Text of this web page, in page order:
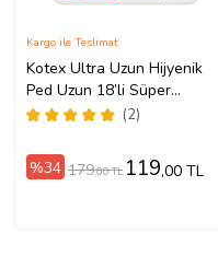
Kotex Ultra Uzun Hijyenik
Ped Uzun 18’li Süper
Ekonomik
(2)
Kargo ile Teslimat
%34 179,00 TL 119,00 TL